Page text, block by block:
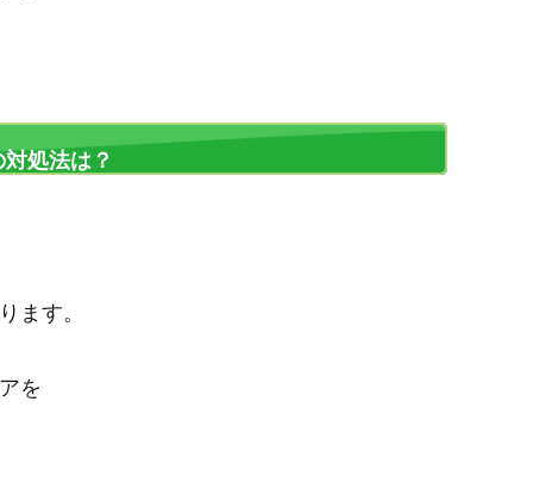
処法は？
ます。
を